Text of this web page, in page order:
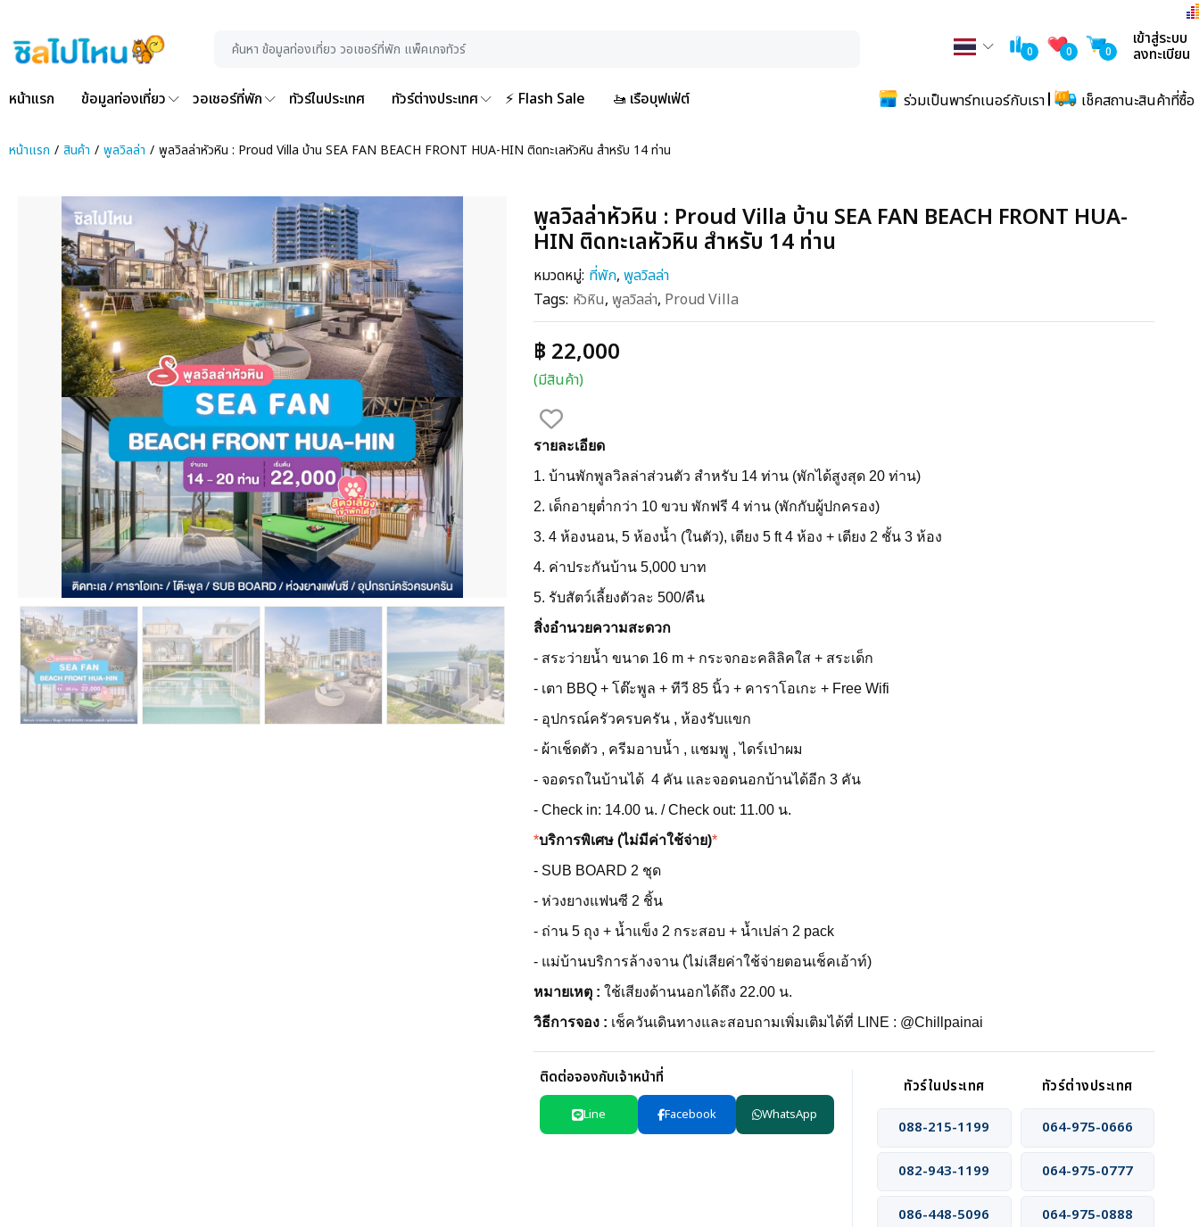
0 0 0
เข้าสู่ระบบ
ลงทะเบียน
หน้าแรก ข้อมูลท่องเที่ยว วอเชอร์ที่พัก ทัวร์ในประเทศ ทัวร์ต่างประเทศ ⚡ Flash Sale 🚤 เรือบุฟเฟ่ต์ ร่วมเป็นพาร์ทเนอร์กับเรา เช็คสถานะสินค้าที่ซื้อ
หน้าแรก สินค้า พูลวิลล่า พูลวิลล่าหัวหิน : Proud Villa บ้าน SEA FAN BEACH FRONT HUA-HIN ติดทะเลหัวหิน สำหรับ 14 ท่าน
พูลวิลล่าหัวหิน : Proud Villa บ้าน SEA FAN BEACH FRONT HUA-
HIN ติดทะเลหัวหิน สำหรับ 14 ท่าน
หมวดหมู่: ที่พัก, พูลวิลล่า
Tags: หัวหิน, พูลวิลล่า, Proud Villa
฿ 22,000
(มีสินค้า)
รายละเอียด
1. บ้านพักพูลวิลล่าส่วนตัว สำหรับ 14 ท่าน (พักได้สูงสุด 20 ท่าน)
2. เด็กอายุต่ำกว่า 10 ขวบ พักฟรี 4 ท่าน (พักกับผู้ปกครอง)
3. 4 ห้องนอน, 5 ห้องน้ำ (ในตัว), เตียง 5 ft 4 ห้อง + เตียง 2 ชั้น 3 ห้อง
4. ค่าประกันบ้าน 5,000 บาท
5. รับสัตว์เลี้ยงตัวละ 500/คืน
สิ่งอำนวยความสะดวก
- สระว่ายน้ำ ขนาด 16 m + กระจกอะคลิลิคใส + สระเด็ก
- เตา BBQ + โต๊ะพูล + ทีวี 85 นิ้ว + คาราโอเกะ + Free Wifi
- อุปกรณ์ครัวครบครัน , ห้องรับแขก
- ผ้าเช็ดตัว , ครีมอาบน้ำ , แชมพู , ไดร์เป่าผม
- จอดรถในบ้านได้ 4 คัน และจอดนอกบ้านได้อีก 3 คัน
- Check in: 14.00 น. / Check out: 11.00 น.
*บริการพิเศษ (ไม่มีค่าใช้จ่าย)*
- SUB BOARD 2 ชุด
- ห่วงยางแฟนซี 2 ชิ้น
- ถ่าน 5 ถุง + น้ำแข็ง 2 กระสอบ + น้ำเปล่า 2 pack
- แม่บ้านบริการล้างจาน (ไม่เสียค่าใช้จ่ายตอนเช็คเอ้าท์)
หมายเหตุ : ใช้เสียงด้านนอกได้ถึง 22.00 น.
วิธีการจอง : เช็ควันเดินทางและสอบถามเพิ่มเติมได้ที่ LINE : @Chillpainai
ติดต่อจองกับเจ้าหน้าที่
Line Facebook WhatsApp
ทัวร์ในประเทศ
ทัวร์ต่างประเทศ
088-215-1199
064-975-0666
082-943-1199 064-975-0777
086-448-5096 064-975-0888